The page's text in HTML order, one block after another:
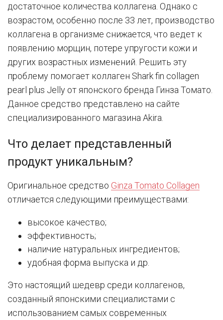
достаточное количества коллагена. Однако с
возрастом, особенно после 33 лет, производство
коллагена в организме снижается, что ведет к
появлению морщин, потере упругости кожи и
других возрастных изменений. Решить эту
проблему помогает коллаген Shark fin collagen
pearl plus Jelly от японского бренда Гинза Томато.
Данное средство представлено на сайте
специализированного магазина Akira.
Что делает представленный
продукт уникальным?
Оригинальное средство Ginza Tomato Collagen
отличается следующими преимуществами:
высокое качество;
эффективность;
наличие натуральных ингредиентов;
удобная форма выпуска и др.
Это настоящий шедевр среди коллагенов,
созданный японскими специалистами с
использованием самых современных